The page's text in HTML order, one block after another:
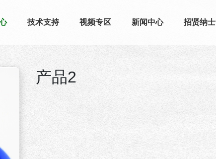
技术支持 视频专区 新闻中心 招贤纳士
产品2